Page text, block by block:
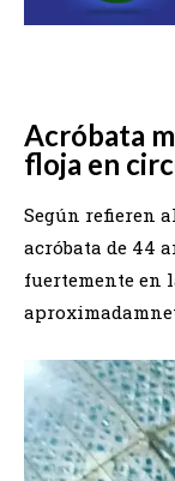
Acróbata
floja en
Según refieren
acróbata de 44
fuertemente en